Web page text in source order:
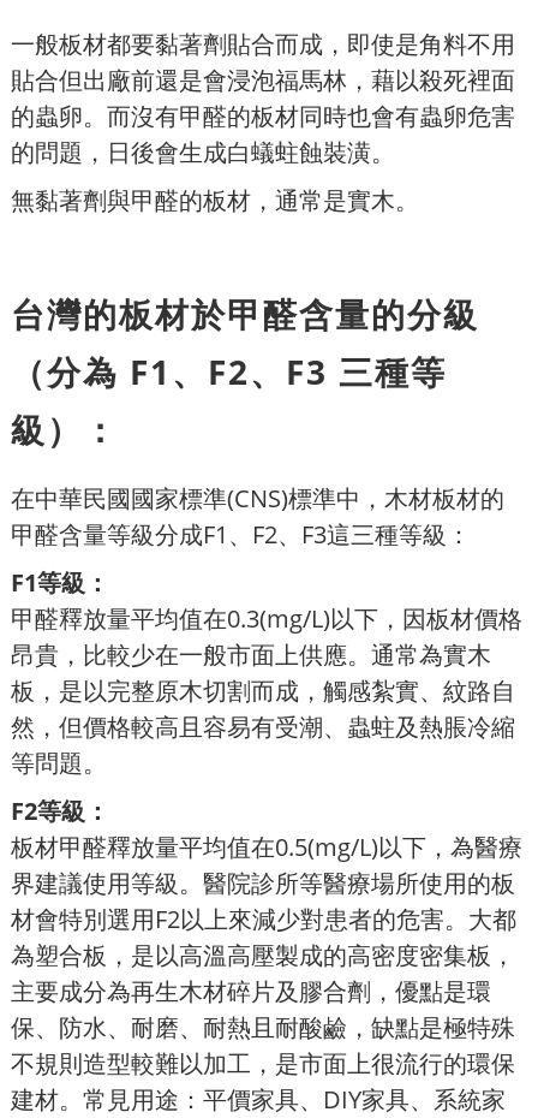
一般板材都要黏著劑貼合而成，即使是角料不用
貼合但出廠前還是會浸泡福馬林，藉以殺死裡面
的蟲卵。而沒有甲醛的板材同時也會有蟲卵危害
的問題，日後會生成白蟻蛀蝕裝潢。
無黏著劑與甲醛的板材，通常是實木。
台灣的板材於甲醛含量的分級
（分為 F1、F2、F3 三種等
級）：
在中華民國國家標準(CNS)標準中，木材板材的
甲醛含量等級分成F1、F2、F3這三種等級：
F1等級：
甲醛釋放量平均值在0.3(mg/L)以下，因板材價格
昂貴，比較少在一般市面上供應。通常為實木
板，是以完整原木切割而成，觸感紮實、紋路自
然，但價格較高且容易有受潮、蟲蛀及熱脹冷縮
等問題。
F2等級：
板材甲醛釋放量平均值在0.5(mg/L)以下，為醫療
界建議使用等級。醫院診所等醫療場所使用的板
材會特別選用F2以上來減少對患者的危害。大都
為塑合板，是以高溫高壓製成的高密度密集板，
主要成分為再生木材碎片及膠合劑，優點是環
保、防水、耐磨、耐熱且耐酸鹼，缺點是極特殊
不規則造型較難以加工，是市面上很流行的環保
建材。常見用途：平價家具、DIY家具、系統家